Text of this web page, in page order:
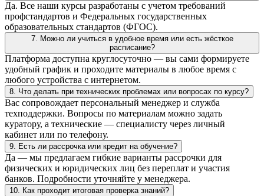
Да. Все наши курсы разработаны с учетом требований
профстандартов и Федеральных государственных
образовательных стандартов (ФГОС).
7. Можно ли учиться в удобное время или есть жёсткое
расписание?
Платформа доступна круглосуточно — вы сами формируете
удобный график и проходите материалы в любое время с
любого устройства с интернетом.
8. Что делать при технических проблемах или вопросах по курсу?
Вас сопровождает персональный менеджер и служба
техподдержки. Вопросы по материалам можно задать
куратору, а технические — специалисту через личный
кабинет или по телефону.
9. Есть ли рассрочка или кредит на обучение?
Да — мы предлагаем гибкие варианты рассрочки для
физических и юридических лиц без переплат и участия
банков. Подробности уточняйте у менеджера.
10. Как проходит итоговая проверка знаний?